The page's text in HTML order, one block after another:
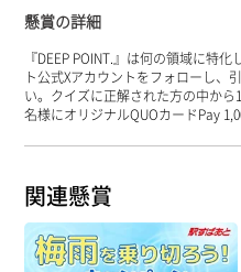
懸賞の詳細
『DEEP POINT.』は何の領域に特
ト公式Xアカウントをフォローし、
い。クイズに正解された方の中か
名様にオリジナルQUOカードPay
関連懸賞